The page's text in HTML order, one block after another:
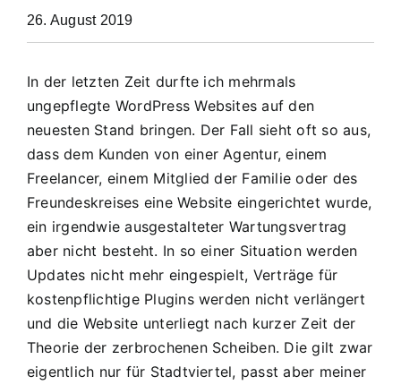
26. August 2019
In der letzten Zeit durfte ich mehrmals
ungepflegte WordPress Websites auf den
neuesten Stand bringen. Der Fall sieht oft so aus,
dass dem Kunden von einer Agentur, einem
Freelancer, einem Mitglied der Familie oder des
Freundeskreises eine Website eingerichtet wurde,
ein irgendwie ausgestalteter Wartungsvertrag
aber nicht besteht. In so einer Situation werden
Updates nicht mehr eingespielt, Verträge für
kostenpflichtige Plugins werden nicht verlängert
und die Website unterliegt nach kurzer Zeit der
Theorie der zerbrochenen Scheiben. Die gilt zwar
eigentlich nur für Stadtviertel, passt aber meiner